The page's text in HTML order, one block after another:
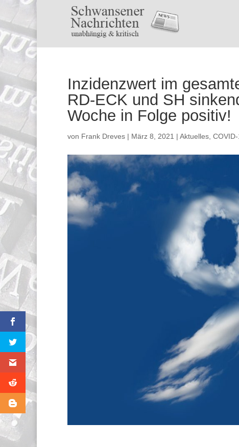
Inzidenzwert im
RD-ECK und SH
Woche in Folge positiv!
von Frank Dreves | März 8, 2021 | Aktuelles